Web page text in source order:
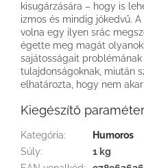
kisugárzására – hogy is
izmos és mindig jókedvű.
volna egy ilyen srác
égette meg magát
sajátosságait
tulajdonságoknak, miután
elhatározta, hogy nem
Kiegészítő
Kategória:
Humoros
Súly:
1 kg